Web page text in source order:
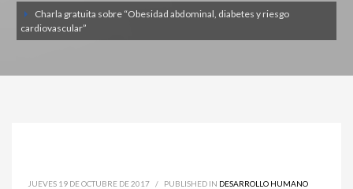
Charla gratuita sobre “Obesidad abdominal, diabetes y riesgo
cardiovascular”
JUEVES 19 DE OCTUBRE DE 2017 / PUBLISHED IN DESARROLLO HUMANO